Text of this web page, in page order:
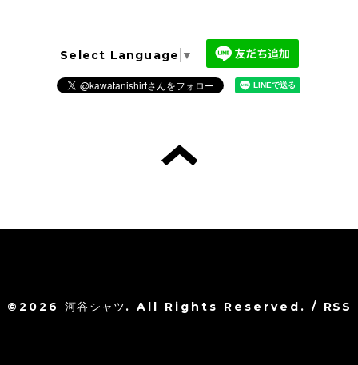
Select Language ▼
©2026河谷シャツ. All Rights Reserved. / RSS